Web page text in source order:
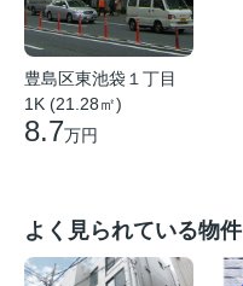
豊島区東池袋１丁目
1K (21.28㎡)
8.7万円
よく見られている物件